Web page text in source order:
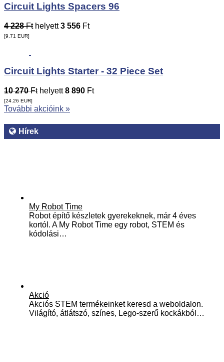
Circuit Lights Spacers 96
4 228 Fthelyett3 556 Ft
[9.71 EUR]
Circuit Lights Starter - 32 Piece Set
10 270 Fthelyett8 890 Ft
[24.26 EUR]
További akcióink »
Hírek
My Robot Time
Robot építő készletek gyerekeknek, már 4 éves
kortól. A My Robot Time egy robot, STEM és
kódolási…
Akció
Akciós STEM termékeinket keresd a weboldalon.
Világító, átlátszó, színes, Lego-szerű kockákból…